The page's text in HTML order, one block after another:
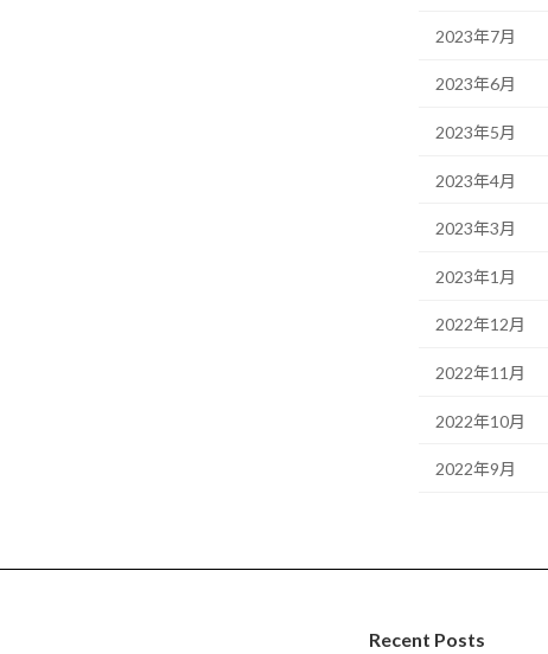
2023年7月
2023年6月
2023年5月
2023年4月
2023年3月
2023年1月
2022年12月
2022年11月
2022年10月
2022年9月
Recent Posts